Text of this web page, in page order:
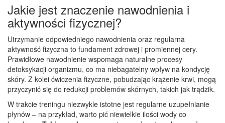
Jakie jest znaczenie nawodnienia i
aktywności fizycznej?
Utrzymanie odpowiedniego nawodnienia oraz regularna
aktywność fizyczna to fundament zdrowej i promiennej cery.
Prawidłowe nawodnienie wspomaga naturalne procesy
detoksykacji organizmu, co ma niebagatelny wpływ na kondycję
skóry. Z kolei ćwiczenia fizyczne, pobudzając krążenie krwi, mogą
przyczynić się do redukcji problemów skórnych, takich jak trądzik.
W trakcie treningu niezwykle istotne jest regularne uzupełnianie
płynów – na przykład, warto pić niewielkie ilości wody co